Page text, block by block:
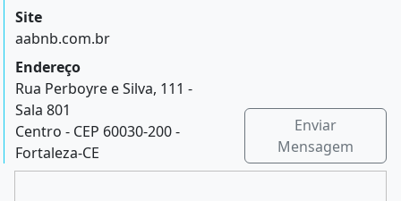
Site
aabnb.com.br
Endereço
Rua Perboyre e Silva, 111 -
Sala 801
Centro - CEP 60030-200 -
Fortaleza-CE
Enviar
Mensagem